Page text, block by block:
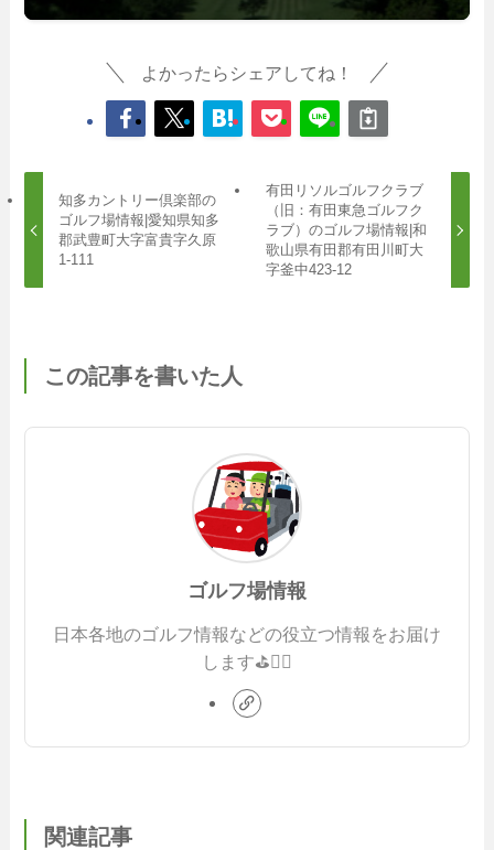
よかったらシェアしてね！
知多カントリー倶楽部の
ゴルフ場情報|愛知県知多
郡武豊町大字富貴字久原
1-111
有田リソルゴルフクラブ
（旧：有田東急ゴルフク
ラブ）のゴルフ場情報|和
歌山県有田郡有田川町大
字釜中423-12
この記事を書いた人
ゴルフ場情報
日本各地のゴルフ情報などの役立つ情報をお届け
します⛳️🏌️‍♂️
関連記事